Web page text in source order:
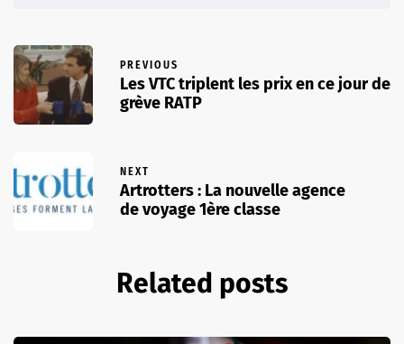
PREVIOUS
Les VTC triplent les prix en ce jour de
grève RATP
NEXT
Artrotters : La nouvelle agence
de voyage 1ère classe
Related posts